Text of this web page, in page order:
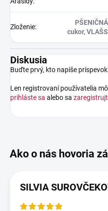
Zloženie:
cukor,
Diskusia
Buďte prvý, kto napíše
Len registrovaní používatelia
prihláste sa alebo sa
SILVIA